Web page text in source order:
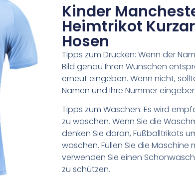
Kinder
Heimtrikot
Hosen
Tipps zum Drucken: Wenn der
Bild genau Ihren Wünschen
erneut eingeben. Wenn nicht,
Namen und Ihre Nummer
Tipps zum Waschen: Es wird
zu waschen. Wenn Sie die
denken Sie daran, Fußballtrikots
waschen. Füllen Sie die Maschine
verwenden Sie einen
zu schützen.